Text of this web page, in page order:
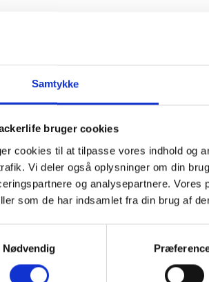
Samtykke
bruger cookies
cookies til at tilpasse vores indhold og
Vi deler også oplysninger om din
og analysepartnere.
som de har indsamlet fra din brug af
Nødvendig